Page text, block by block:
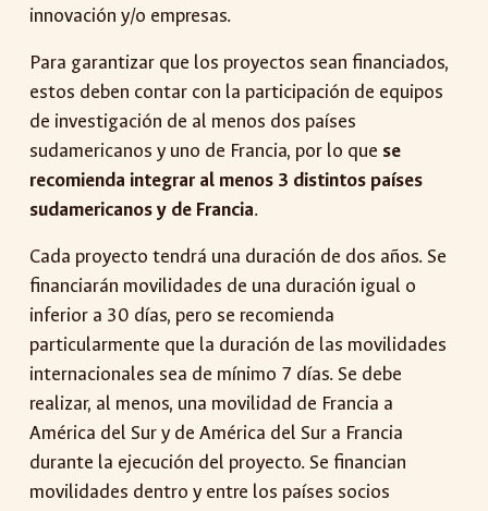
innovación y/o empresas.
Para garantizar que los proyectos sean financiados,
estos deben contar con la participación de equipos
de investigación de al menos dos países
sudamericanos y uno de Francia, por lo que se
recomienda integrar al menos 3 distintos países
sudamericanos y de Francia.
Cada proyecto tendrá una duración de dos años. Se
financiarán movilidades de una duración igual o
inferior a 30 días, pero se recomienda
particularmente que la duración de las movilidades
internacionales sea de mínimo 7 días. Se debe
realizar, al menos, una movilidad de Francia a
América del Sur y de América del Sur a Francia
durante la ejecución del proyecto. Se financian
movilidades dentro y entre los países socios